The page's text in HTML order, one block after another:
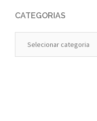
CATEGORIAS